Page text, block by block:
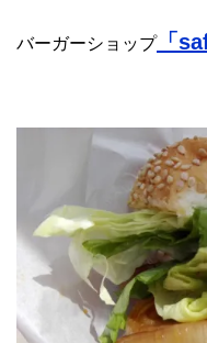
バーガーショップ「